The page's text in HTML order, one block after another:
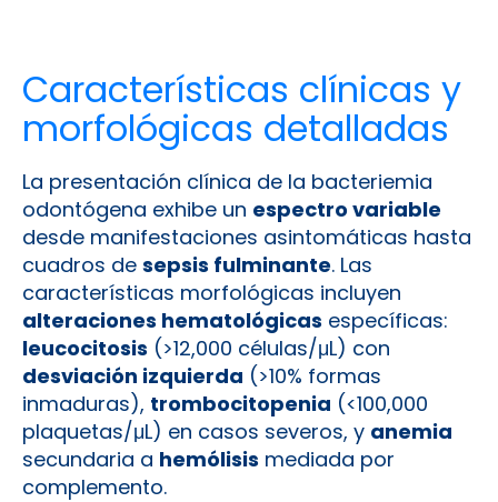
Características clínicas y
morfológicas detalladas
La presentación clínica de la bacteriemia
odontógena exhibe un espectro variable
desde manifestaciones asintomáticas hasta
cuadros de sepsis fulminante. Las
características morfológicas incluyen
alteraciones hematológicas específicas:
leucocitosis (>12,000 células/μL) con
desviación izquierda (>10% formas
inmaduras), trombocitopenia (<100,000
plaquetas/μL) en casos severos, y anemia
secundaria a hemólisis mediada por
complemento.